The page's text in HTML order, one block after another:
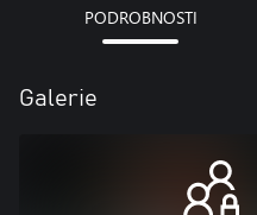
PODROBNOSTI
Galerie